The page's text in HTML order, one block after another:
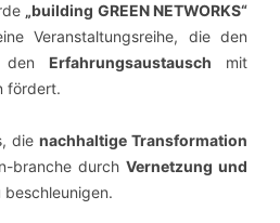
„building GREEN NETWORKS“
Veranstaltungsreihe, die den
Erfahrungsaustausch mit
fördert.
die nachhaltige Transformation
branche durch Vernetzung und
beschleunigen.